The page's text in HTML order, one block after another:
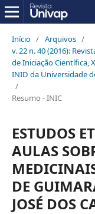
Início / Arquivos /
v. 22 n. 40 (2016):
de Iniciação Científica,
INID da Universidade
/
Resumo - INIC
ESTUDOS
AULAS
DE
JOSÉ DOS